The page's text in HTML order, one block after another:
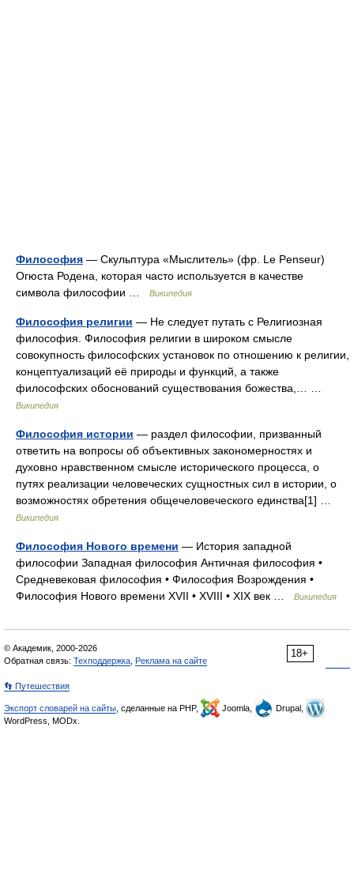
Философия — Скульптура «Мыслитель» (фр. Le Penseur)
Огюста Родена, которая часто используется в качестве
символа философии …
Википедия
Философия религии — Не следует путать с Религиозная
философия. Философия религии в широком смысле
совокупность философских установок по отношению к религии,
концептуализаций её природы и функций, а также
философских обоснований существования божества,… …
Википедия
Философия истории — раздел философии, призванный
ответить на вопросы об объективных закономерностях и
духовно нравственном смысле исторического процесса, о
путях реализации человеческих сущностных сил в истории, о
возможностях обретения общечеловеческого единства[1] …
Википедия
Философия Нового времени — История западной
философии Западная философия Античная философия •
Средневековая философия • Философия Возрождения •
Философия Нового времени XVII • XVIII • XIX век …
Википедия
18+
© Академик, 2000-2026
Обратная связь: Техподдержка Реклама на сайте
👣 Путешествия
Экспорт словарей на сайты , сделанные на PHP, Joomla,
Drupal,
WordPress, MODx.